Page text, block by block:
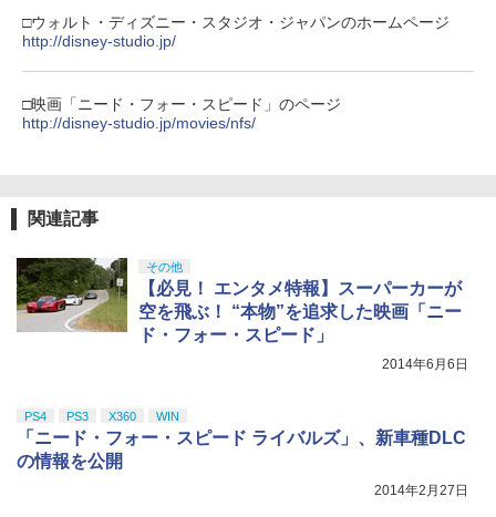
3
劇場版「鬼滅の刃」無限城編 第一章 猗
窩座再来 通常版 [DVD]
￥3,523
5
【Amazon.co.jp限定】劇場版モノノ怪
第三章 蛇神 (オリジナル特典:オリジナル
巾着＋メーカー特典:【坤と離】二振りの
￥9,900
□ウォルト・ディズニー・スタジオ・ジャパンのホームページ
http://disney-studio.jp/
□映画「ニード・フォー・スピード」のページ
http://disney-studio.jp/movies/nfs/
関連記事
その他
【必見！ エンタメ特報】スーパーカーが
空を飛ぶ！ “本物”を追求した映画「ニー
ド・フォー・スピード」
2014年6月6日
PS4 PS3 X360 WIN
「ニード・フォー・スピード ライバルズ」、新車種DLC
の情報を公開
2014年2月27日